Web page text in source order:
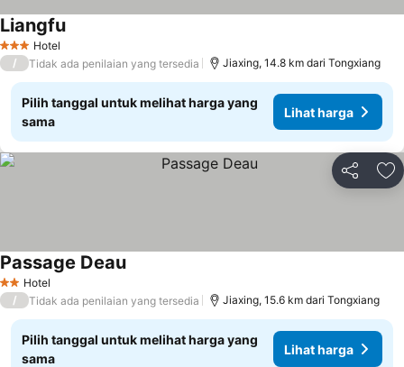
3 BintangHotel
Liangfu
/ Tidak ada penilaian yang tersedia Jiaxing, 14.8 km dari Tongxiang
Pilih tanggal untuk melihat harga yang
sama
Lihat harga
Bagikan
2 Bintang
Hotel
Passage Deau
/ Tidak ada penilaian yang tersedia Jiaxing, 15.6 km dari Tongxiang
Pilih tanggal untuk melihat harga yang
sama
Lihat harga